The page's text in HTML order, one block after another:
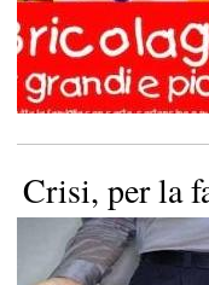
Crisi, per la